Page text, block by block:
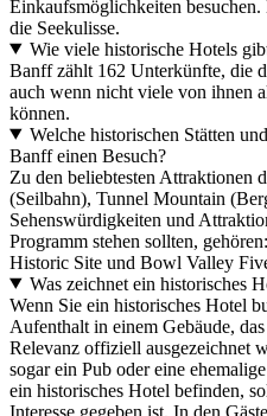
Einkaufsmöglichkeiten
die Seekulisse.
Wie viele historische Hotels
Banff zählt 162 Unterkünfte, die
auch wenn nicht viele von ihnen
können.
Welche historischen Stätten
Banff einen Besuch?
Zu den beliebtesten Attraktionen
(Seilbahn), Tunnel Mountain
Sehenswürdigkeiten und
Programm stehen sollten,
Historic Site und Bowl Valley
Was zeichnet ein historisches
Wenn Sie ein historisches Hotel
Aufenthalt in einem Gebäude,
Relevanz offiziell ausgezeichnet
sogar ein Pub oder eine
ein historisches Hotel befinden,
Interesse gegeben ist. In den